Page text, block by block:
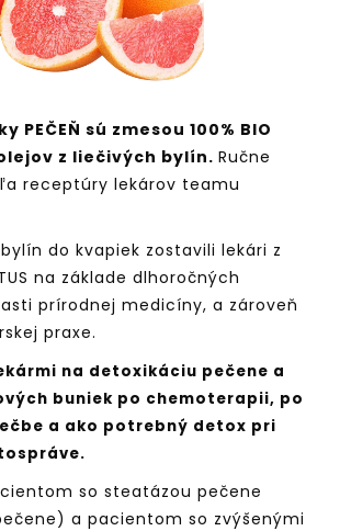
PEČEŇ sú zmesou 100% BIO
z liečivých bylín. Ručne
receptúry lekárov teamu
do kvapiek zostavili lekári z
na základe dlhoročných
prírodnej medicíny, a zároveň
praxe.
na detoxikáciu pečene a
buniek po chemoterapii, po
a ako potrebný detox pri
so steatázou pečene
a pacientom so zvýšenými